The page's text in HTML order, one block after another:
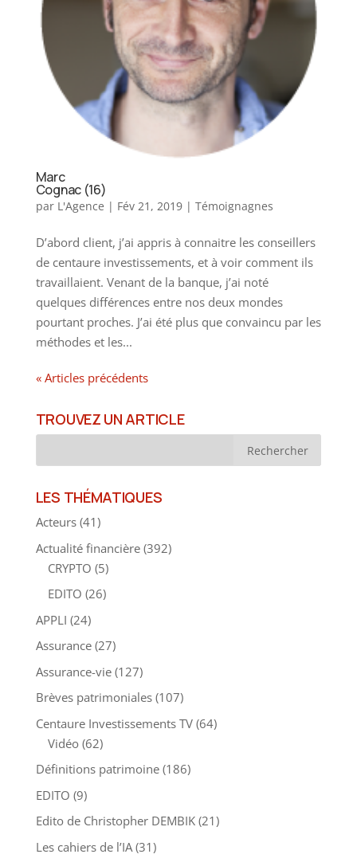
Marc
Cognac (16)
par L'Agence | Fév 21, 2019| Témoignagnes
D’abord client, j’ai appris à connaitre les conseillers
de centaure investissements, et à voir comment ils
travaillaient. Venant de la banque, j’ai noté
quelques différences entre nos deux mondes
pourtant proches. J’ai été plus que convaincu par les
méthodes et les...
« Articles précédents
TROUVEZ UN ARTICLE
LES THÉMATIQUES
Acteurs(41)
Actualité financière(392)
CRYPTO (5)
EDITO (26)
APPLI (24)
Assurance(27)
Assurance-vie(127)
Brèves patrimoniales(107)
Centaure Investissements TV(64)
Vidéo(62)
Définitions patrimoine(186)
EDITO (9)
Edito de Christopher DEMBIK(21)
Les cahiers de l’IA(31)